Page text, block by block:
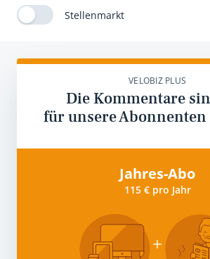
Stellenmarkt
VELOBIZ PLUS
Die Kommentare
für unsere
Jahres-Abo
115 € pro Jahr